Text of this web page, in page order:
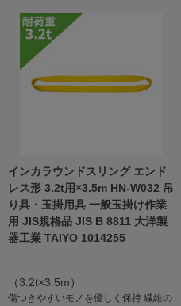
インカラウンドスリング エンド
レス形 3.2t用×3.5m HN-W032 吊
り具・玉掛用具 一般玉掛け作業
用 JIS規格品 JIS B 8811 大洋製
器工業 TAIYO 1014255
（3.2t×3.5m）
傷つきやすいモノを優しく保持 繊維の